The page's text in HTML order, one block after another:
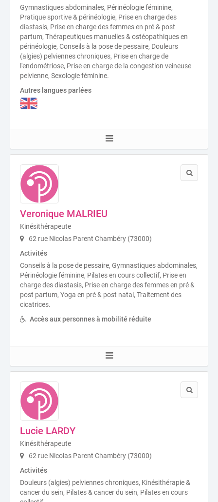
Gymnastiques abdominales, Périnéologie féminine,
Pratique sportive & périnéologie, Prise en charge des
diastasis, Prise en charge des femmes en pré & post
partum, Thérapeutiques manuelles & ostéopathiques en
périnéologie, Conseils à la pose de pessaire, Douleurs
(algies) pelviennes chroniques, Prise en charge de
l'endométriose, Prise en charge de la congestion veineuse
pelvienne, Sexologie féminine.
Autres langues parlées
Veronique MALRIEU
Kinésithérapeute
62 rue Nicolas Parent Chambéry (73000)
Activités
Conseils à la pose de pessaire, Gymnastiques abdominales,
Périnéologie féminine, Pilates en cours collectif, Prise en
charge des diastasis, Prise en charge des femmes en pré &
post partum, Yoga en pré & post natal, Traitement des
cicatrices.
Accès aux personnes à mobilité réduite
Lucie LARDY
Kinésithérapeute
62 rue Nicolas Parent Chambéry (73000)
Activités
Douleurs (algies) pelviennes chroniques, Kinésithérapie &
cancer du sein, Pilates & cancer du sein, Pilates en cours